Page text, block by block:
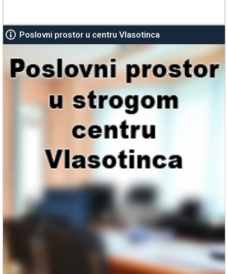
Poslovni prostor u centru Vlasotinca